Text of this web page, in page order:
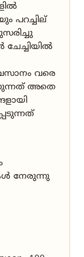
പറച്ചില്
വരെ
അതെ
നേരുന്നു